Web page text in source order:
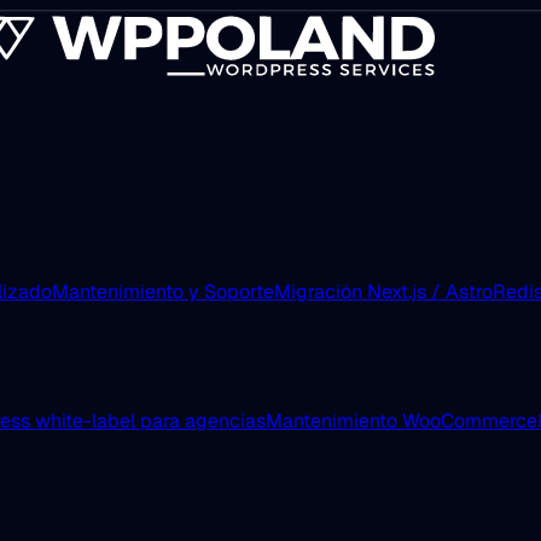
Mantenimiento y SoporteMigración Next.js / Astro
white-label para agenciasMantenimiento WooCommerce